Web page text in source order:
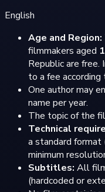
English
Age and Region:
filmmakers aged
Republic are free.
to a fee
One author may
name per year.
The topic of the
Technical
a standard format
minimum
Subtitles: All
(hardcoded or